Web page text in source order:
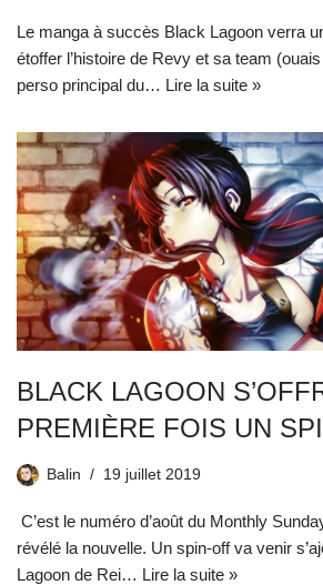
Le manga à succès Black Lagoon verra
étoffer l’histoire de Revy et sa team
perso principal du… Lire la suite »
BLACK LAGOON
PREMIÈRE FOIS UN
Balin 19 juillet 2019
C’est le numéro d’août du Monthly
révélé la nouvelle. Un spin-off va venir
Lagoon de Rei… Lire la suite »